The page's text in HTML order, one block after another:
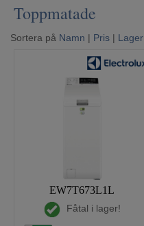
Toppmatade
Sortera på Namn | Pris | Lager
EW7T673L1L
Fåtal i lager!